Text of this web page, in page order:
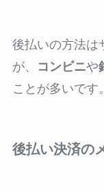
後払いの方法は
が、
コンビニや
ことが多いです。
後払い決済の